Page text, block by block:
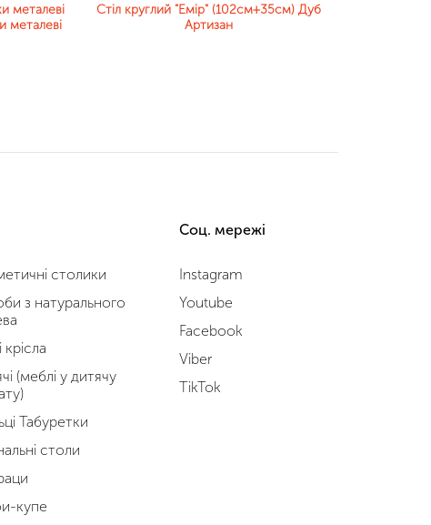
металеві
металеві
Стіл круглий "Емір" (102см+35см) Дуб
Артизан
столики
з натурального
крісла
(меблі у дитячу
Табуретки
столи
купе
Соц. мережі
Instagram
Youtube
Facebook
Viber
TikTok